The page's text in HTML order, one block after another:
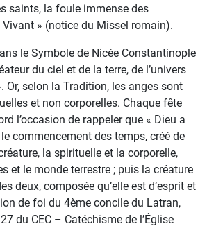
saints, la foule immense des
» (notice du Missel romain).
le Symbole de Nicée Constantinople
du ciel et de la terre, de l’univers
Or, selon la Tradition, les anges sont
et non corporelles. Chaque fête
l’occasion de rappeler que « Dieu a
commencement des temps, créé de
la spirituelle et la corporelle,
et le monde terrestre ; puis la créature
deux, composée qu’elle est d’esprit et
de foi du 4ème concile du Latran,
du CEC – Catéchisme de l’Église